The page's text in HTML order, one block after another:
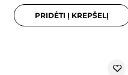
PRIDĖTI Į KREPŠELĮ